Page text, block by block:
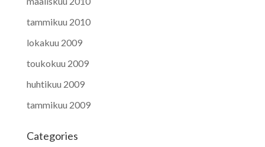
tammikuu 2010
lokakuu 2009
toukokuu 2009
huhtikuu 2009
tammikuu 2009
Categories